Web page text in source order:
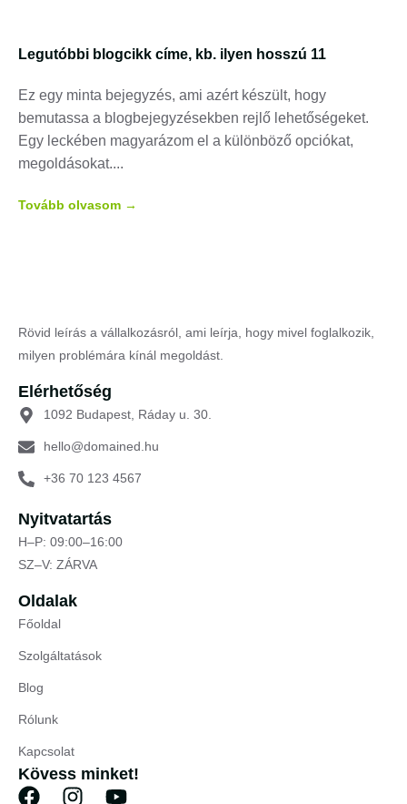
Legutóbbi blogcikk címe, kb. ilyen hosszú 11
Ez egy minta bejegyzés, ami azért készült, hogy
bemutassa a blogbejegyzésekben rejlő lehetőségeket.
Egy leckében magyarázom el a különböző opciókat,
megoldásokat.
Tovább olvasom →
Rövid leírás a vállalkozásról, ami leírja, hogy mivel foglalkozik,
milyen problémára kínál megoldást.
Elérhetőség
1092 Budapest, Ráday u. 30.
hello@domained.hu
+36 70 123 4567
Nyitvatartás
H–P: 09:00–16:00
SZ–V: ZÁRVA
Oldalak
Főoldal
Szolgáltatások
Blog
Rólunk
Kapcsolat
Kövess minket!